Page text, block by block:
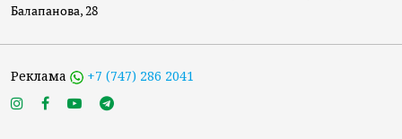
Балапанова, 28
Реклама +7 (747) 286 2041